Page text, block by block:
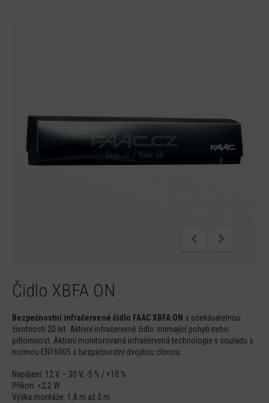
Čidlo XBFA ON
Bezpečnostní infračervené čidlo FAAC XBFA ON s očekávatelnou
životností 20 let. Aktivní infračervené čidlo snímající pohyb nebo
přítomnost. Aktivní monitorovaná infračervená technologie v souladu s
normou EN16005 s bezpečnostní dvojitou clonou.
Napájení: 12 V – 30 V, -5 % / +10 %
Příkon: <2,2 W
Výška montáže: 1,8 m až 3 m